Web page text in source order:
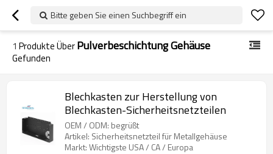
Bitte geben Sie einen Suchbegriff ein
1 Produkte ÜberPulverbeschichtung Gehäuse
Gefunden
Blechkasten zur Herstellung von
Blechkasten-Sicherheitsnetzteilen
OEM / ODM: begrüßt
Artikel: Sicherheitsnetzteil für Metallgehäuse
Markt: Wichtigste USA / CA / Europa